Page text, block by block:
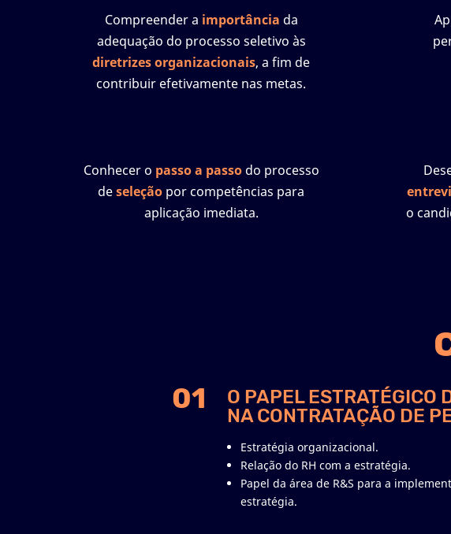
Compreender a importância da
adequação do processo seletivo às
diretrizes organizacionais, a fim de
contribuir efetivamente nas metas.
Conhecer o passo a passodo processo
deseleção por competências para
aplicação imediata.
o
01
O PAPEL ESTRATÉGICO
NA CONTRATAÇÃO DE
Estratégia organizacional.
Relação do RH com a estratégia.
Papel da área de R&S para a
estratégia.